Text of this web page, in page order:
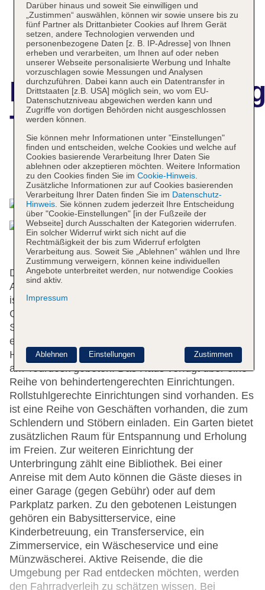
The Crown Hotel
Das bietet Ihre Unterkunft
Das Hotel bietet 43 Zimmer und verfügt über einen
Aufzug. Das freundliche Personal an der Rezeption
ist gerne bei allen Fragen behilflich. Eine
Gepäckaufbewahrung und ein Safe stehen als
Serviceleistungen zur Verfügung. Per WLAN
erhalten die Gäste Zugang zum Internet.
Hilfestellung bei der Buchung von Ausflügen wird
am Tourdesk geboten. Das Haus verfügt über eine
Reihe von behindertengerechten Einrichtungen.
Rollstuhlgerechte Einrichtungen sind vorhanden. Es
ist eine Reihe von Geschäften vorhanden, die zum
Schlendern und Stöbern einladen. Ein Garten bietet
zusätzlichen Raum für Entspannung und Erholung
im Freien. Zur weiteren Einrichtung der
Unterbringung zählt eine Bibliothek. Bei einer
Anreise mit dem Auto können die Gäste dieses in
einer Garage (gegen Gebühr) oder auf dem
Parkplatz parken. Zu den gebotenen Leistungen
gehören ein Babysitterservice, eine
Kinderbetreuung, ein Transferservice, ein
Zimmerservice, ein Wäscheservice und eine
Münzwäscherei. Aktive Reisende, die die
Umgebung per Rad entdecken möchten, werden
den Fahrradverleih zu schätzen wissen. Bei
Darüber hinaus und soweit Sie einwilligen und
„Zustimmen“ auswählen, können wir sowie unsere bis zu
fünf Partner als Drittanbieter Cookies auf Ihrem Gerät
setzen, andere Technologien verwenden und
personenbezogene Daten [z. B. IP-Adresse] von Ihnen
erheben und verarbeiten, um Ihnen auf oder neben
unserer Webseite personalisierte Werbung und Inhalte
vorzuschlagen sowie Messungen und Analysen
durchzuführen. Dabei kann auch ein Datentransfer in
Drittstaaten [z.B. USA] möglich sein, wo vom EU-
Datenschutzniveau abgewichen werden kann und
Zugriffe von dortigen Behörden nicht ausgeschlossen
werden können.
Sie können mehr Informationen unter "Einstellungen"
finden und entscheiden, welche Cookies und welche auf
Cookies basierende Verarbeitung Ihrer Daten Sie
ablehnen oder akzeptieren möchten. Weitere Information
zu den Cookies finden Sie im Cookie-Hinweis.
Zusätzliche Informationen zur auf Cookies basierenden
Verarbeitung Ihrer Daten finden Sie im Datenschutz-
Hinweis. Sie können zudem jederzeit Ihre Entscheidung
über "Cookie-Einstellungen" [in der Fußzeile der
Webseite] durch Ausschalten der Kategorien widerrufen.
Ein solcher Widerruf wirkt sich nicht auf die
Rechtmäßigkeit der bis zum Widerruf erfolgten
Verarbeitung aus. Soweit Sie „Ablehnen“ wählen und Ihre
Zustimmung verweigern, können keine individuellen
Angebote unterbreitet werden, nur notwendige Cookies
sind aktiv.
Impressum
Zustimmen
Ablehnen Einstellungen